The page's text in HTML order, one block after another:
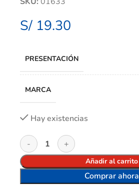
S/ 19.30
PRESENTACIÓN
MARCA
Hay existencias
Añadir al carrito
Comprar ahora